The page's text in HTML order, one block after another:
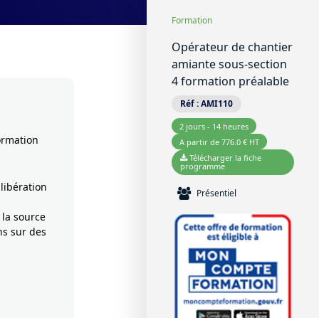
source
sur des
Formation
Opérateur de chantier
amiante sous-section
4 formation préalable
Réf :AMI110
2 jours - 14 heures
A partir de 776.0 € HT
Télécharger la fiche
programme
Présentiel